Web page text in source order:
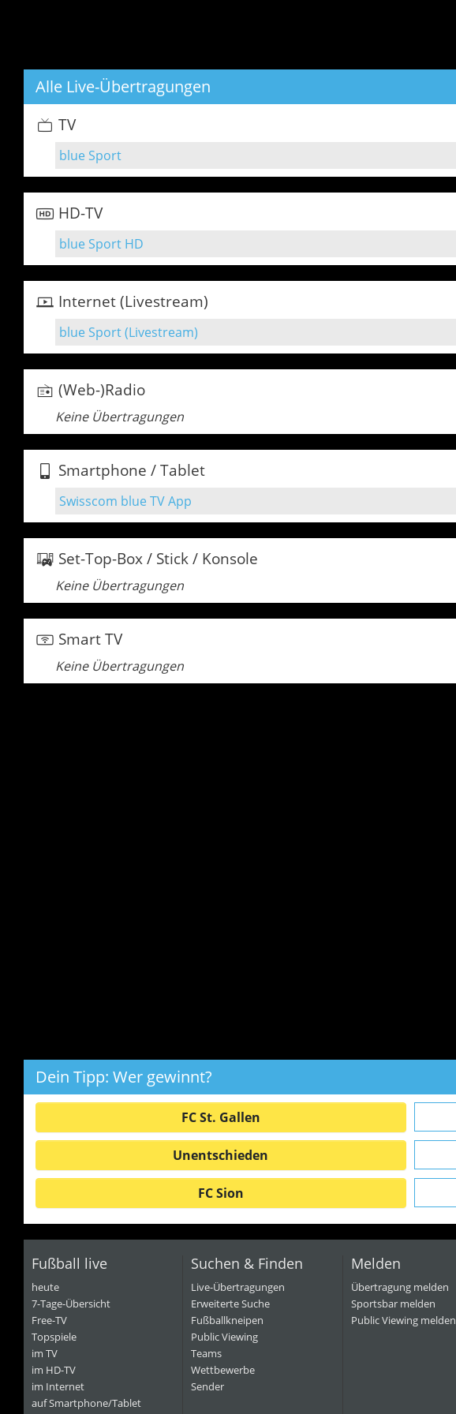
Alle Live-Übertragungen
TV
blue Sport
HD-TV
blue Sport HD
Internet (Livestream)
blue Sport (Livestream)
(Web-)Radio
Keine Übertragungen
Smartphone / Tablet
Swisscom blue TV App
Set-Top-Box / Stick / Konsole
Keine Übertragungen
Smart TV
Keine Übertragungen
Dein Tipp: Wer gewinnt?
FC St. Gallen
Unentschieden
FC Sion
Fußball live
heute
7-Tage-Übersicht
Free-TV
Topspiele
im TV
im HD-TV
im Internet
auf Smartphone/Tablet
Suchen & Finden
Live-Übertragungen
Erweiterte Suche
Fußballkneipen
Public Viewing
Teams
Wettbewerbe
Sender
Melden
Übertragung melden
Sportsbar melden
Public Viewing melden